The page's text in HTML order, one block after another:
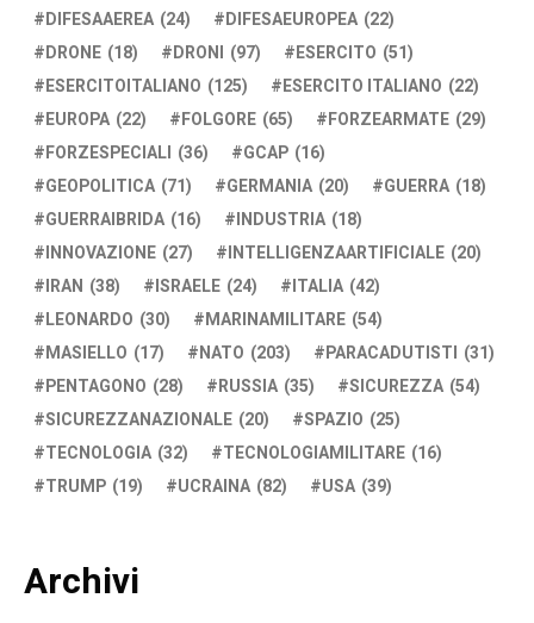
DIFESAAEREA (24) DIFESAEUROPEA (22)
DRONE (18) DRONI (97) ESERCITO (51)
ESERCITOITALIANO (125) ESERCITO ITALIANO (22)
EUROPA (22) FOLGORE (65) FORZEARMATE (29)
FORZESPECIALI (36) GCAP (16)
GEOPOLITICA (71) GERMANIA (20) GUERRA (18)
GUERRAIBRIDA (16) INDUSTRIA (18)
INNOVAZIONE (27) INTELLIGENZAARTIFICIALE (20)
IRAN (38) ISRAELE (24) ITALIA (42)
LEONARDO (30) MARINAMILITARE (54)
MASIELLO (17) NATO (203) PARACADUTISTI (31)
PENTAGONO (28) RUSSIA (35) SICUREZZA (54)
SICUREZZANAZIONALE (20) SPAZIO (25)
TECNOLOGIA (32) TECNOLOGIAMILITARE (16)
TRUMP (19) UCRAINA (82) USA (39)
Archivi